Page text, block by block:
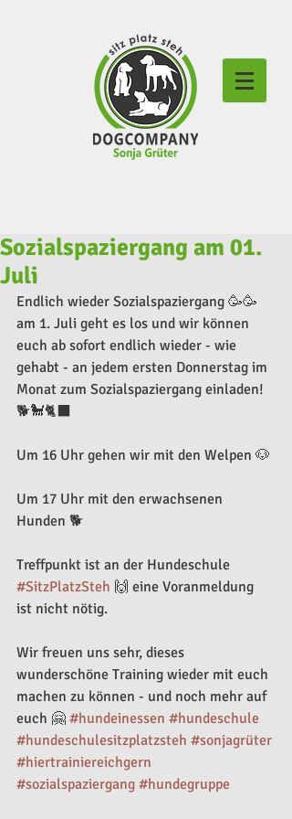
Sozialspaziergang am 01.
Juli
Endlich wieder Sozialspaziergang 🥳🥳
am 1. Juli geht es los und wir können
euch ab sofort endlich wieder - wie
gehabt - an jedem ersten Donnerstag im
Monat zum Sozialspaziergang einladen!
🐕🐩🐈‍⬛
Um 16 Uhr gehen wir mit den Welpen 🐶
Um 17 Uhr mit den erwachsenen
Hunden 🐕
Treffpunkt ist an der Hundeschule
#SitzPlatzSteh 🙌 eine Voranmeldung
ist nicht nötig.
Wir freuen uns sehr, dieses
wunderschöne Training wieder mit euch
machen zu können - und noch mehr auf
euch 🤗 #hundeinessen #hundeschule
#hundeschulesitzplatzsteh #sonjagrüter
#hiertrainiereichgern
#sozialspaziergang #hundegruppe